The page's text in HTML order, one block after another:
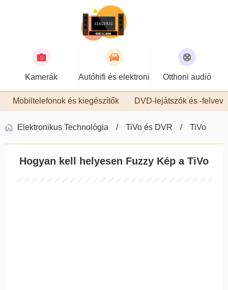
Kamerák Autóhifi és elektronika Otthoni audió
Mobiltelefonok és kiegészítők DVD-lejátszók és -
Elektronikus Technológia TiVo és DVR TiVo
Hogyan kell helyesen Fuzzy Kép a TiVo